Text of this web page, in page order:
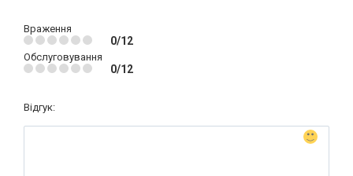
Враження
0/12
Обслуговування
0/12
Відгук: